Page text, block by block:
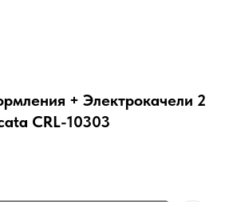
+ Электрокачели 2
CRL-10303